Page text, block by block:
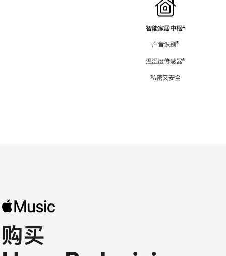
智能家居中枢脚
⁴
声音识别脚
⁵
温湿度传感器脚
⁶
私密又安全
购买